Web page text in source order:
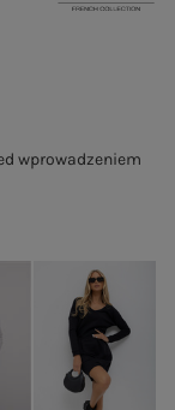
wprowadzeniem